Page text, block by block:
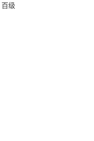
级